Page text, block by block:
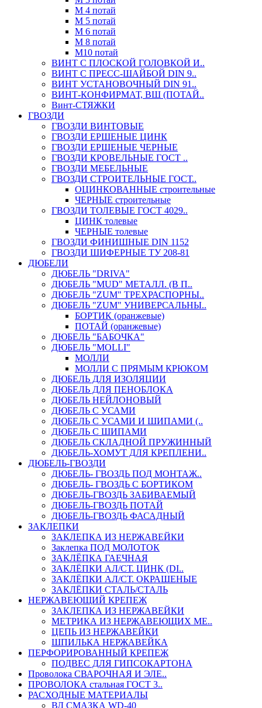
М 4 потай
М 5 потай
М 6 потай
М 8 потай
М10 потай
ВИНТ С ПЛОСКОЙ ГОЛОВКОЙ И..
ВИНТ С ПРЕСС-ШАЙБОЙ DIN 9..
ВИНТ УСТАНОВОЧНЫЙ DIN 91..
ВИНТ-КОНФИРМАТ, ВШ (ПОТАЙ..
Винт-СТЯЖКИ
ГВОЗДИ
ГВОЗДИ ВИНТОВЫЕ
ГВОЗДИ ЕРШЕНЫЕ ЦИНК
ГВОЗДИ ЕРШЕНЫЕ ЧЕРНЫЕ
ГВОЗДИ КРОВЕЛЬНЫЕ ГОСТ ..
ГВОЗДИ МЕБЕЛЬНЫЕ
ГВОЗДИ СТРОИТЕЛЬНЫЕ ГОСТ..
ОЦИНКОВАННЫЕ строительные
ЧЕРНЫЕ строительные
ГВОЗДИ ТОЛЕВЫЕ ГОСТ 4029..
ЦИНК толевые
ЧЕРНЫЕ толевые
ГВОЗДИ ФИНИШНЫЕ DIN 1152
ГВОЗДИ ШИФЕРНЫЕ ТУ 208-81
ДЮБЕЛИ
ДЮБЕЛЬ "DRIVA"
ДЮБЕЛЬ "MUD" МЕТАЛЛ. (В П..
ДЮБЕЛЬ "ZUM" ТРЕХРАСПОРНЫ..
ДЮБЕЛЬ "ZUM" УНИВЕРСАЛЬНЫ..
БОРТИК (оранжевые)
ПОТАЙ (оранжевые)
ДЮБЕЛЬ "БАБОЧКА"
ДЮБЕЛЬ "МOLLI"
МОЛЛИ
МОЛЛИ С ПРЯМЫМ КРЮКОМ
ДЮБЕЛЬ ДЛЯ ИЗОЛЯЦИИ
ДЮБЕЛЬ ДЛЯ ПЕНОБЛОКА
ДЮБЕЛЬ НЕЙЛОНОВЫЙ
ДЮБЕЛЬ С УСАМИ
ДЮБЕЛЬ С УСАМИ И ШИПАМИ (..
ДЮБЕЛЬ С ШИПАМИ
ДЮБЕЛЬ СКЛАДНОЙ ПРУЖИННЫЙ
ДЮБЕЛЬ-ХОМУТ ДЛЯ КРЕПЛЕНИ..
ДЮБЕЛЬ-ГВОЗДИ
ДЮБЕЛЬ- ГВОЗДЬ ПОД МОНТАЖ..
ДЮБЕЛЬ- ГВОЗДЬ С БОРТИКОМ
ДЮБЕЛЬ-ГВОЗДЬ ЗАБИВАЕМЫЙ
ДЮБЕЛЬ-ГВОЗДЬ ПОТАЙ
ДЮБЕЛЬ-ГВОЗДЬ ФАСАДНЫЙ
ЗАКЛЕПКИ
ЗАКЛЕПКА ИЗ НЕРЖАВЕЙКИ
Заклепка ПОД МОЛОТОК
ЗАКЛЁПКА ГАЕЧНАЯ
ЗАКЛЁПКИ АЛ/СТ. ЦИНК (DI..
ЗАКЛЁПКИ АЛ/СТ. ОКРАШЕНЫЕ
ЗАКЛЁПКИ СТАЛЬ/СТАЛЬ
НЕРЖАВЕЮЩИЙ КРЕПЕЖ
ЗАКЛЕПКА ИЗ НЕРЖАВЕЙКИ
МЕТРИКА ИЗ НЕРЖАВЕЮЩИХ МЕ..
ЦЕПЬ ИЗ НЕРЖАВЕЙКИ
ШПИЛЬКА НЕРЖАВЕЙКА
ПЕРФОРИРОВАННЫЙ КРЕПЕЖ
ПОДВЕС ДЛЯ ГИПСОКАРТОНА
Проволока СВАРОЧНАЯ И ЭЛЕ..
ПРОВОЛОКА стальная ГОСТ 3..
РАСХОДНЫЕ МАТЕРИАЛЫ
ВД СМАЗКА WD-40